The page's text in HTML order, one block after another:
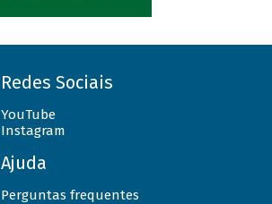
Redes Sociais
YouTube
Instagram
Ajuda
Perguntas frequentes